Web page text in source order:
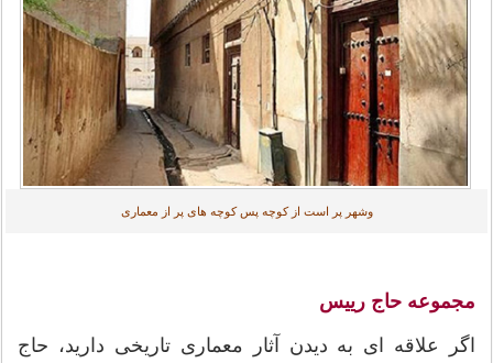
وشهر پر است از کوچه پس کوچه های پر از معماری
مجموعه حاج رییس
اگر علاقه ای به دیدن آثار معماری تاریخی دارید، حاج